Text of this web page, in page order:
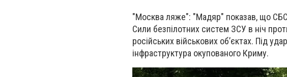
"Москва ляже": "Мадяр" показав, що СБС
Сили безпілотних систем ЗСУ в ніч
російських військових об’єктах. Під
інфраструктура окупованого Криму.